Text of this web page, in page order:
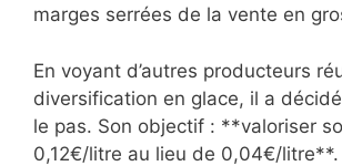
marges serrées de la vente en
En voyant d’autres producteurs
diversification en glace, il a
le pas. Son objectif : **valoriser
0,12€/litre au lieu de 0,04€/litre**.